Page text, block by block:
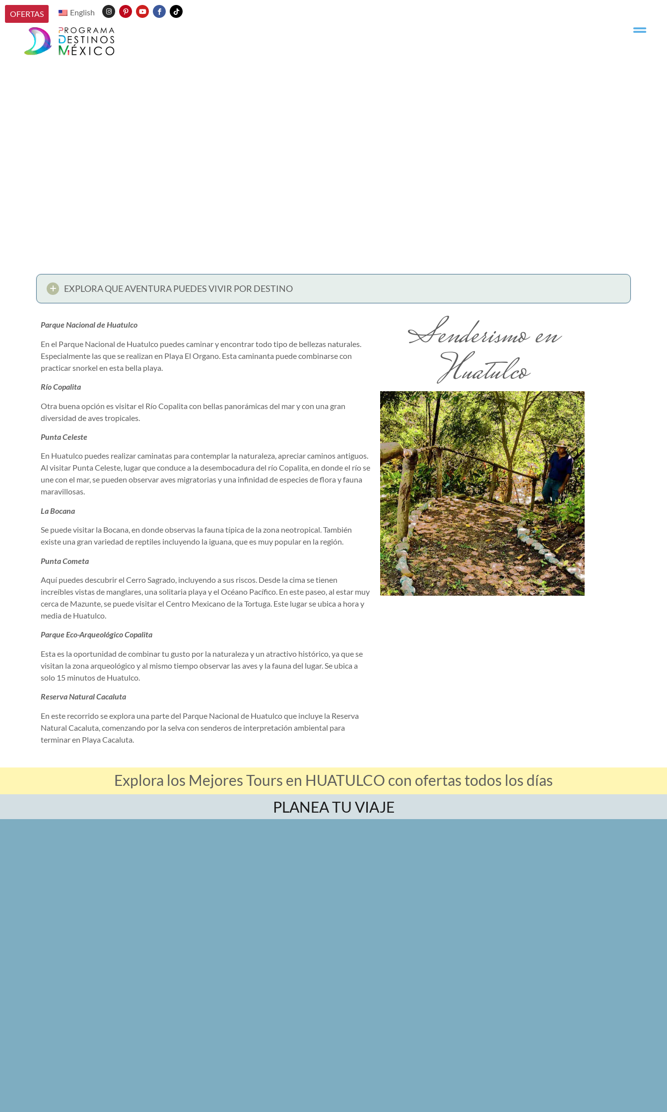
OFERTAS English
EXPLORA QUE AVENTURA PUEDES VIVIR POR DESTINO
Parque Nacional de Huatulco
En el Parque Nacional de Huatulco puedes caminar y encontrar todo tipo de bellezas naturales.
Especialmente las que se realizan en Playa El Organo. Esta caminanta puede combinarse con
practicar snorkel en esta bella playa.
Río Copalita
Otra buena opción es visitar el Río Copalita con bellas panorámicas del mar y con una gran
diversidad de aves tropicales.
Punta Celeste
En Huatulco puedes realizar caminatas para contemplar la naturaleza, apreciar caminos antiguos.
Al visitar Punta Celeste, lugar que conduce a la desembocadura del río Copalita, en donde el río se
une con el mar, se pueden observar aves migratorias y una infinidad de especies de flora y fauna
maravillosas.
La Bocana
Se puede visitar la Bocana, en donde observas la fauna típica de la zona neotropical. También
existe una gran variedad de reptiles incluyendo la iguana, que es muy popular en la región.
Punta Cometa
Aquí puedes descubrir el Cerro Sagrado, incluyendo a sus riscos. Desde la cima se tienen
increíbles vistas de manglares, una solitaria playa y el Océano Pacífico. En este paseo, al estar muy
cerca de Mazunte, se puede visitar el Centro Mexicano de la Tortuga. Este lugar se ubica a hora y
media de Huatulco.
Parque Eco-Arqueológico Copalita
Esta es la oportunidad de combinar tu gusto por la naturaleza y un atractivo histórico, ya que se
visitan la zona arqueológico y al mismo tiempo observar las aves y la fauna del lugar. Se ubica a
solo 15 minutos de Huatulco.
Reserva Natural Cacaluta
En este recorrido se explora una parte del Parque Nacional de Huatulco que incluye la Reserva
Natural Cacaluta, comenzando por la selva con senderos de interpretación ambiental para
terminar en Playa Cacaluta.
Senderismo en
Huatulco
Explora los Mejores Tours en HUATULCO con ofertas todos los días
PLANEA TU VIAJE